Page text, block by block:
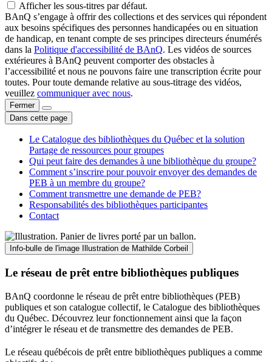
Afficher les sous-titres par défaut.
BAnQ s’engage à offrir des collections et des services qui répondent
aux besoins spécifiques des personnes handicapées ou en situation
de handicap, en tenant compte de ses principes directeurs énumérés
dans la Politique d'accessibilité de BAnQ. Les vidéos de sources
extérieures à BAnQ peuvent comporter des obstacles à
l’accessibilité et nous ne pouvons faire une transcription écrite pour
toutes. Pour toute demande relative au sous-titrage des vidéos,
veuillez communiquer avec nous.
Fermer
Dans cette page
Le Catalogue des bibliothèques du Québec et la solution
Partage de ressources pour groupes
Qui peut faire des demandes à une bibliothèque du groupe?
Comment s’inscrire pour pouvoir envoyer des demandes de
PEB à un membre du groupe?
Comment transmettre une demande de PEB?
Responsabilités des bibliothèques participantes
Contact
Info-bulle de l'image Illustration de Mathilde Corbeil
Le réseau de prêt entre bibliothèques publiques
BAnQ coordonne le réseau de prêt entre bibliothèques (PEB)
publiques et son catalogue collectif, le Catalogue des bibliothèques
du Québec. Découvrez leur fonctionnement ainsi que la façon
d’intégrer le réseau et de transmettre des demandes de PEB.
Le réseau québécois de prêt entre bibliothèques publiques a comme